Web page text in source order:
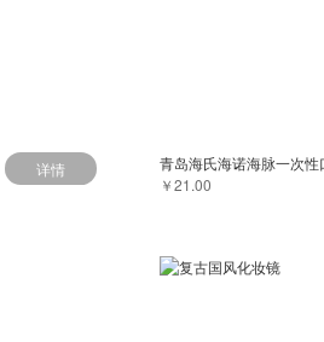
详情
￥21.00